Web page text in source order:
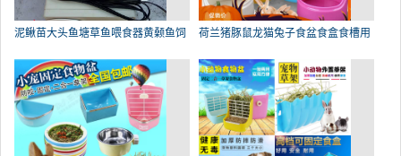
泥鳅苗大头鱼塘草鱼喂食器黄颡鱼饲 荷兰猪豚鼠龙猫兔子食盆食盒食槽用